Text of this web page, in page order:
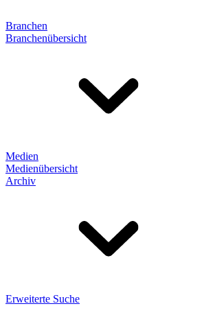
Branchen
Branchenübersicht
Medien
Medienübersicht
Archiv
Erweiterte Suche